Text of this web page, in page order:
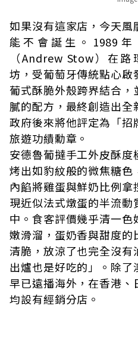
如果沒有這家店，今天
能不會誕生。1989
（Andrew Stow）在
坊，受葡萄牙傳統點心
葡式酥脆外殼跨界結合
膩的配方，最終創造出
政府後來將他評定為「
旅遊功績勳章。
安德魯葡撻手工外皮酥
烤出如豹紋般的微焦糖色
內餡將雞蛋與鮮奶比例
現近似法式燉蛋的半流
中。食客評價幾乎清一
嫩滑溜，蛋奶香與甜度
清脆，放涼了也完全沒
出爐也是好吃的」。除
早已遠播海外，在香港
均設有經銷分店。